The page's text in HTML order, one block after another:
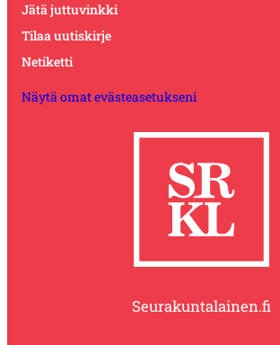
Jätä juttuvinkki
Tilaa uutiskirje
Netiketti
Näytä omat evästeasetukseni
Seurakuntalainen.fi